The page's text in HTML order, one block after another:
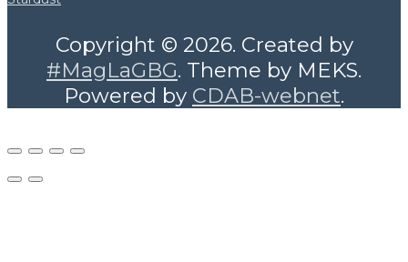
Copyright © 2026. Created by
#MagLaGBG. Theme by MEKS.
Powered by CDAB-webnet.